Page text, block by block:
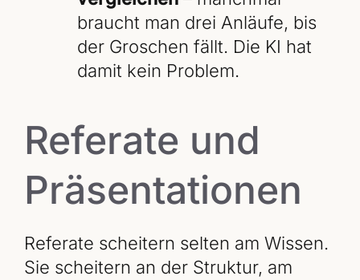
braucht man drei Anläufe, bis
der Groschen fällt. Die KI hat
damit kein Problem.
Referate und
Präsentationen
Referate scheitern selten am Wissen.
Sie scheitern an der Struktur, am